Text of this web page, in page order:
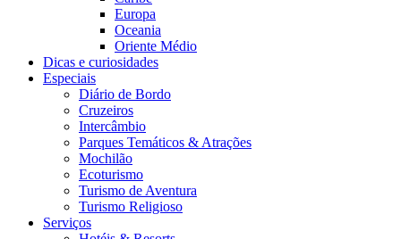
Europa
Oceania
Oriente Médio
Dicas e curiosidades
Especiais
Diário de Bordo
Cruzeiros
Intercâmbio
Parques Temáticos & Atrações
Mochilão
Ecoturismo
Turismo de Aventura
Turismo Religioso
Serviços